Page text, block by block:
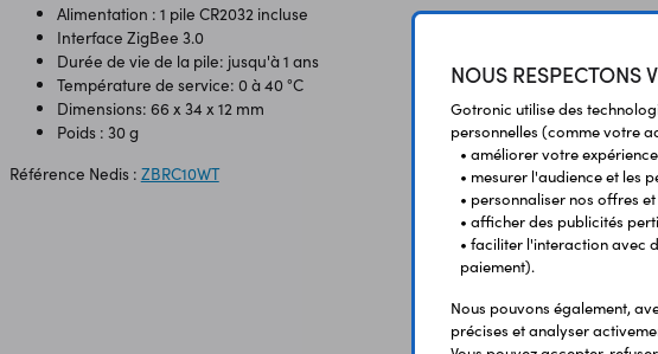
Alimentation : 1 pile CR2032 incluse
Interface ZigBee 3.0
Durée de vie de la pile: jusqu'à 1 ans
Température de service: 0 à 40 °C
Dimensions: 66 x 34 x 12 mm
Poids : 30 g
Référence Nedis : ZBRC10WT
NOUS RESPECTONS
Gotronic utilise des
personnelles (comme votre
• améliorer votre
• mesurer l'audience et les
• personnaliser nos offres
• afficher des publicités
• faciliter l'interaction avec
paiement).
Nous pouvons également,
précises et analyser